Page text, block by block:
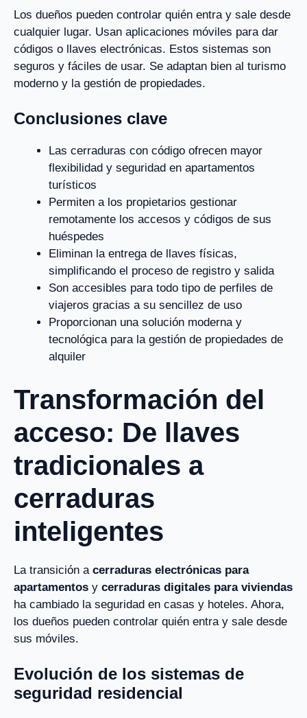
Los dueños pueden controlar quién entra y sale desde
cualquier lugar. Usan aplicaciones móviles para dar
códigos o llaves electrónicas. Estos sistemas son
seguros y fáciles de usar. Se adaptan bien al turismo
moderno y la gestión de propiedades.
Conclusiones clave
Las cerraduras con código ofrecen mayor
flexibilidad y seguridad en apartamentos
turísticos
Permiten a los propietarios gestionar
remotamente los accesos y códigos de sus
huéspedes
Eliminan la entrega de llaves físicas,
simplificando el proceso de registro y salida
Son accesibles para todo tipo de perfiles de
viajeros gracias a su sencillez de uso
Proporcionan una solución moderna y
tecnológica para la gestión de propiedades de
alquiler
Transformación del
acceso: De llaves
tradicionales a
cerraduras
inteligentes
La transición a cerraduras electrónicas para
apartamentos y cerraduras digitales para viviendas
ha cambiado la seguridad en casas y hoteles. Ahora,
los dueños pueden controlar quién entra y sale desde
sus móviles.
Evolución de los sistemas de
seguridad residencial